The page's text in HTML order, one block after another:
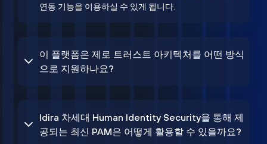
연동 기능을 이용하실 수 있게 됩니다.
이 플랫폼은 제로 트러스트 아키텍처를 어떤 방식
으로 지원하나요?
Idira 차세대 Human Identity Security을 통해 제
공되는 최신 PAM은 어떻게 활용할 수 있을까요?